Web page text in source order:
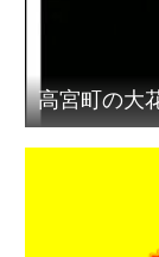
高宮町の大